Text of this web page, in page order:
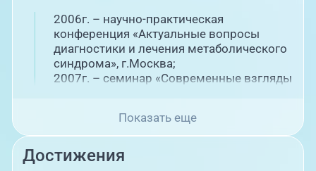
репродуктивной системы»,
г.Москва.
1994«Эндокринология и терапия
подростков», г.Санкт-Петербург.
1995«Актуальные вопросы сахарного
диабета. Обучение методам
Сертификационный цикл «Вопросы
2002«Сахарный диабет, ожирение и
другие эндокринные заболевания»,
2006г. – научно-практическая
конференция «Актуальные вопросы
диагностики и лечения метаболического
синдрома», г.Москва;
2007г. – семинар «Современные взгляды
2008г. – практический тренинг
«Андрогенозависимые заболевания в
акушерской и гинекологической
Показать еще
Достижения